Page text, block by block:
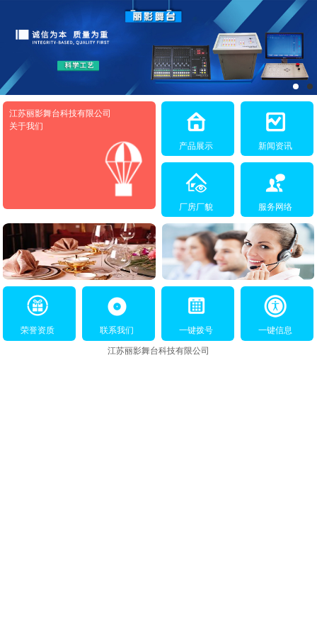
江苏丽影舞台科技有限公司
关于我们
产品展示
新闻资讯
厂房厂貌 服务网络
荣誉资质 联系我们 一键拨号 一键信息
江苏丽影舞台科技有限公司